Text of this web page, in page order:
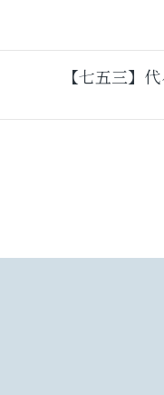
【七五三】